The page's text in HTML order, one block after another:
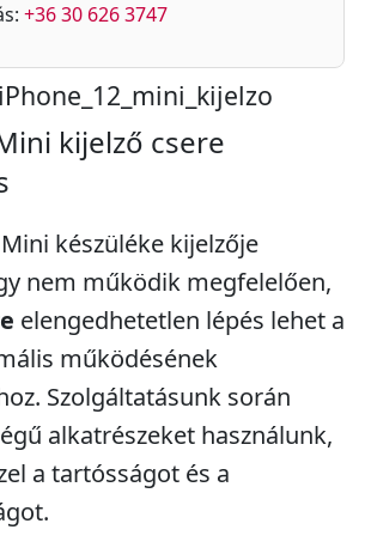
+36 30 626 3747
iPhone_12_mini_kijelzo
kijelző csere
készüléke kijelzője
nem működik megfelelően,
elengedhetetlen lépés lehet a
működésének
Szolgáltatásunk során
alkatrészeket használunk,
a tartósságot és a